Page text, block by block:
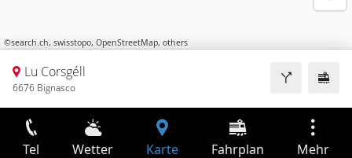
©search.ch, swisstopo, OpenStreetMap, others
Lu Corsgéll
6676 Bignasco
Tel Wetter Karte Fahrplan Mehr